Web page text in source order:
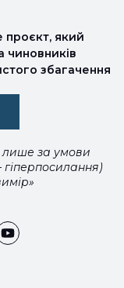
проєкт, який
чиновників
збагачення
лише за умови